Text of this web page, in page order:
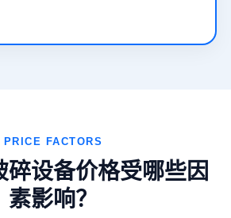
PRICE FACTORS
碎设备价格受哪些因
素影响？